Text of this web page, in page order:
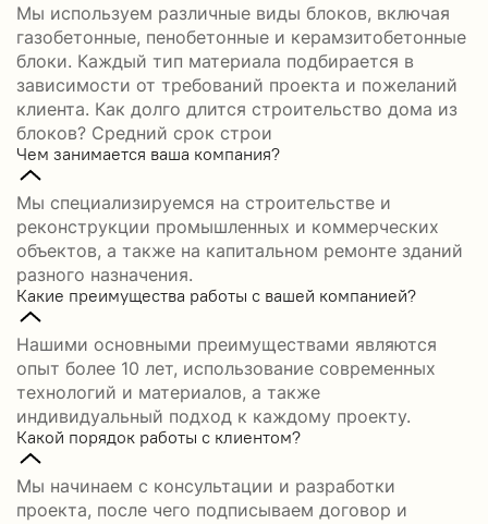
Мы используем различные виды блоков, включая
газобетонные, пенобетонные и керамзитобетонные
блоки. Каждый тип материала подбирается в
зависимости от требований проекта и пожеланий
клиента. Как долго длится строительство дома из
блоков? Средний срок строи
Чем занимается ваша компания?
Мы специализируемся на строительстве и
реконструкции промышленных и коммерческих
объектов, а также на капитальном ремонте зданий
разного назначения.
Какие преимущества работы с вашей компанией?
Нашими основными преимуществами являются
опыт более 10 лет, использование современных
технологий и материалов, а также
индивидуальный подход к каждому проекту.
Какой порядок работы с клиентом?
Мы начинаем с консультации и разработки
проекта, после чего подписываем договор и